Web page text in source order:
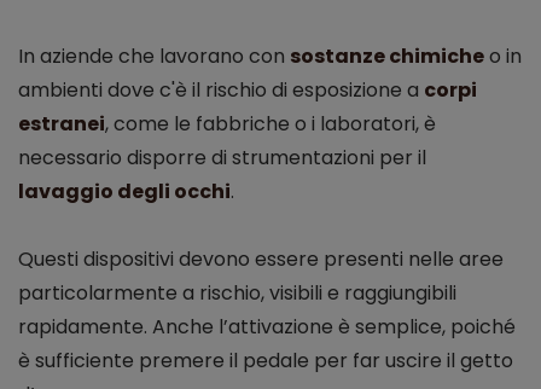
In aziende che lavorano con sostanze chimicheo in
ambienti dove c'è il rischio di esposizione a corpi
estranei, come le fabbriche o i laboratori, è
necessario disporre di strumentazioni per il
lavaggio degli occhi.
Questi dispositivi devono essere presenti nelle aree
particolarmente a rischio, visibili e raggiungibili
rapidamente. Anche l’attivazione è semplice, poiché
è sufficiente premere il pedale per far uscire il getto